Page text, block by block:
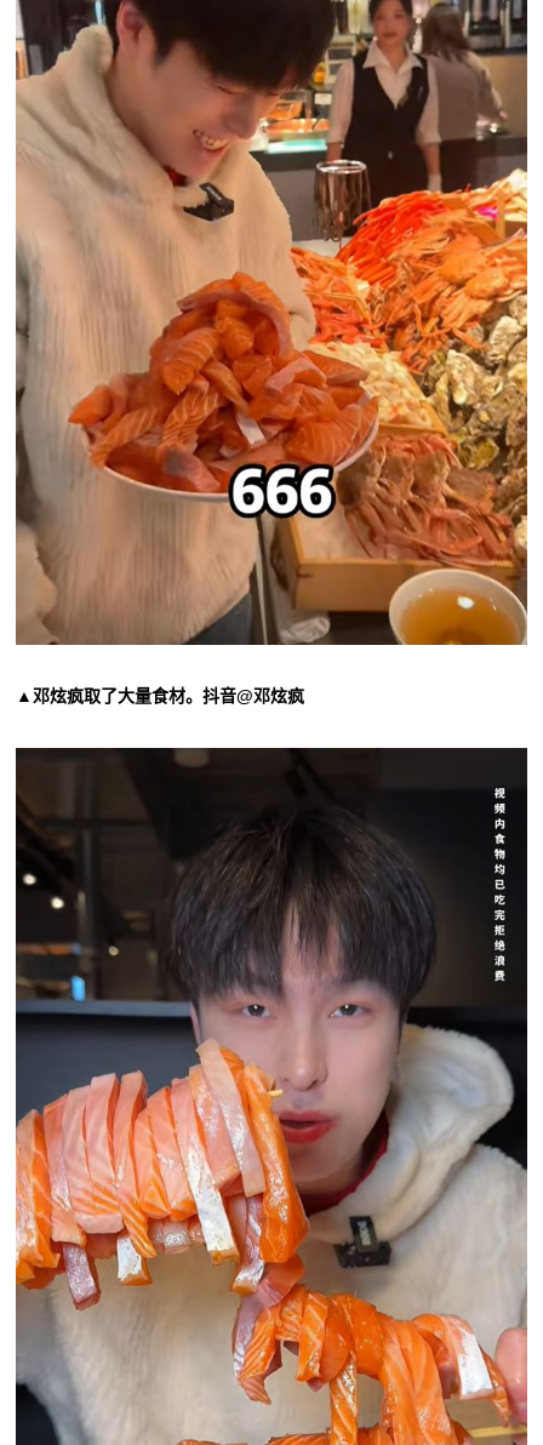
▲邓炫疯取了大量食材。抖音@邓炫疯